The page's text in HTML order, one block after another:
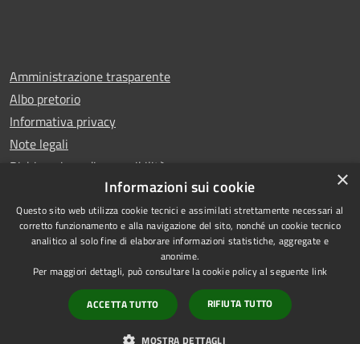
Amministrazione trasparente
Albo pretorio
Informativa privacy
Note legali
Dichiarazione di accessibilità
RSS
Accessibilità
Copyright © 2026 • Comune di
Castello di Cisterna • Powered
byMunicipium•
redazione
×
Informazioni sui cookie
Questo sito web utilizza cookie tecnici e assimilati strettamente necessari al
corretto funzionamento e alla navigazione del sito, nonché un cookie tecnico
analitico al solo fine di elaborare informazioni statistiche, aggregate e
anonime.
Per maggiori dettagli, può consultare la cookie policy al seguente link
ACCETTA TUTTO RIFIUTA TUTTO
MOSTRA DETTAGLI